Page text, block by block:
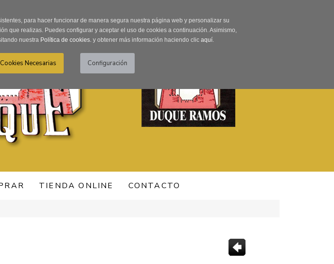
para hacer funcionar de manera segura nuestra página web y personalizar su
que realizas. Puedes configurar y aceptar el uso de cookies a continuación. Asimismo,
nuestra Política de cookies. y obtener más información haciendo clic aquí.
TIENDA ONLINE CONTACTO